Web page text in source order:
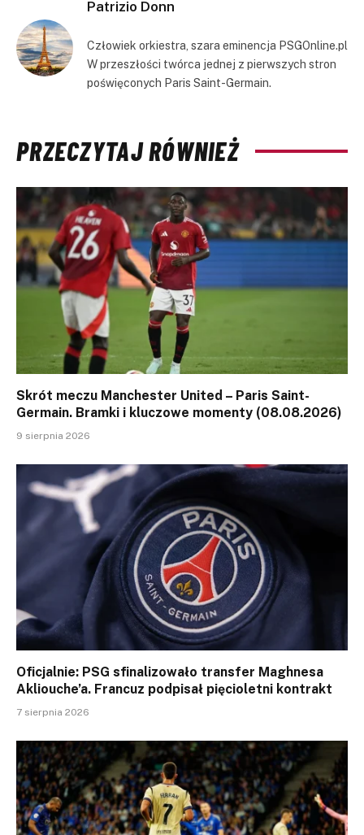
Patrizio Donn
Człowiek orkiestra, szara eminencja PSGOnline.pl
W przeszłości twórca jednej z pierwszych stron
poświęconych Paris Saint-Germain.
PRZECZYTAJ RÓWNIEŻ
Skrót meczu Manchester United – Paris Saint-
Germain. Bramki i kluczowe momenty (08.08.2026)
9 sierpnia 2026
Oficjalnie: PSG sfinalizowało transfer Maghnesa
Akliouche’a. Francuz podpisał pięcioletni kontrakt
7 sierpnia 2026